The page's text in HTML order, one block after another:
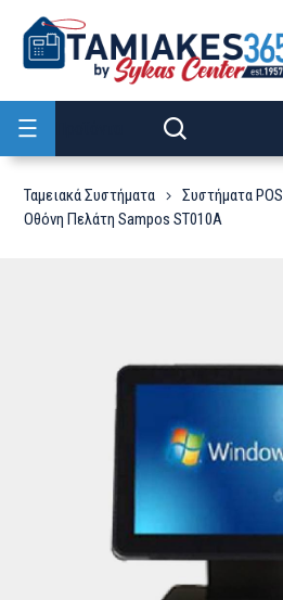
Ταμειακά Συστήματα Συστήματα POS
Οθόνη Πελάτη Sampos ST010A